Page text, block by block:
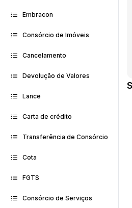
Embracon
Consórcio de Imóveis
Cancelamento
Devolução de Valores
Lance
Carta de crédito
Transferência de Consórcio
Cota
FGTS
Consórcio de Serviços